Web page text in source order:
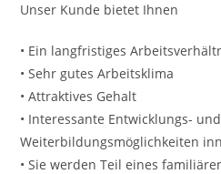
Unser Kunde bietet Ihnen
• Ein langfristiges
• Sehr gutes Arbeitsklima
• Attraktives Gehalt
• Interessante Entwicklungs- und
Weiterbildungsmöglichkeiten
• Sie werden Teil eines